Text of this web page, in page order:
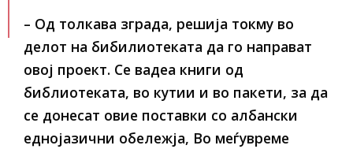
– Од толкава зграда, решија токму во
делот на бибилиотеката да го направат
овој проект. Се вадеа книги од
библиотеката, во кутии и во пакети, за да
се донесат овие поставки со албански
еднојазични обележја, Во меѓувреме